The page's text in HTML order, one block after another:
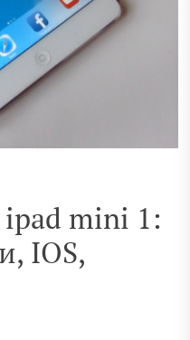
mini 1:
IOS,